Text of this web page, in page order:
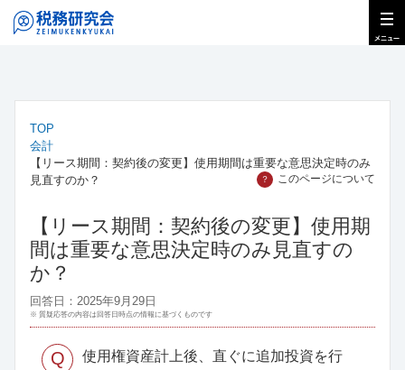
TOP
会計
【リース期間：契約後の変更】使用期間は重要な意思決定時のみ
見直すのか？
？ このページについて
【リース期間：契約後の変更】使用期
間は重要な意思決定時のみ見直すの
か？
回答日：2025年9月29日
※ 質疑応答の内容は回答日時点の情報に基づくものです
Q
使用権資産計上後、直ぐに追加投資を行